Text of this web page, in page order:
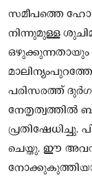
സമീപത്തെ
നിന്നുമുള്ള
പരിസരത്ത്
നേതൃത്വത്തിൽ
പ്രതിഷേധിച്ചു.
ചെയ്തു. ഈ